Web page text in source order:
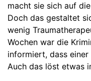
macht sie sich auf
Doch das gestaltet
wenig
Wochen war die
informiert, dass
Auch das löst etwas